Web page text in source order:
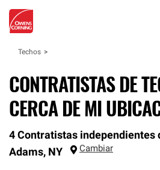
Techos
CONTRATISTAS DE
CERCA DE MI
4 Contratistas independientes
Adams, NY Cambiar